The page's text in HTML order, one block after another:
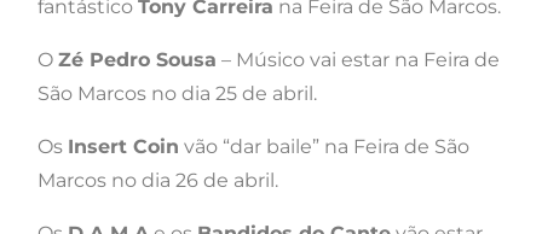
fantástico Tony Carreira na Feira de São Marcos.
O Zé Pedro Sousa – Músico vai estar na Feira de
São Marcos no dia 25 de abril.
Os Insert Coin vão “dar baile” na Feira de São
Marcos no dia 26 de abril.